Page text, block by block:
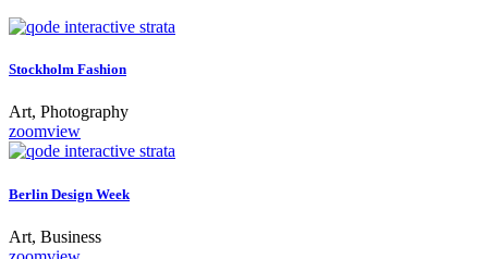
Stockholm Fashion
Art, Photography
zoomview
Berlin Design Week
Art, Business